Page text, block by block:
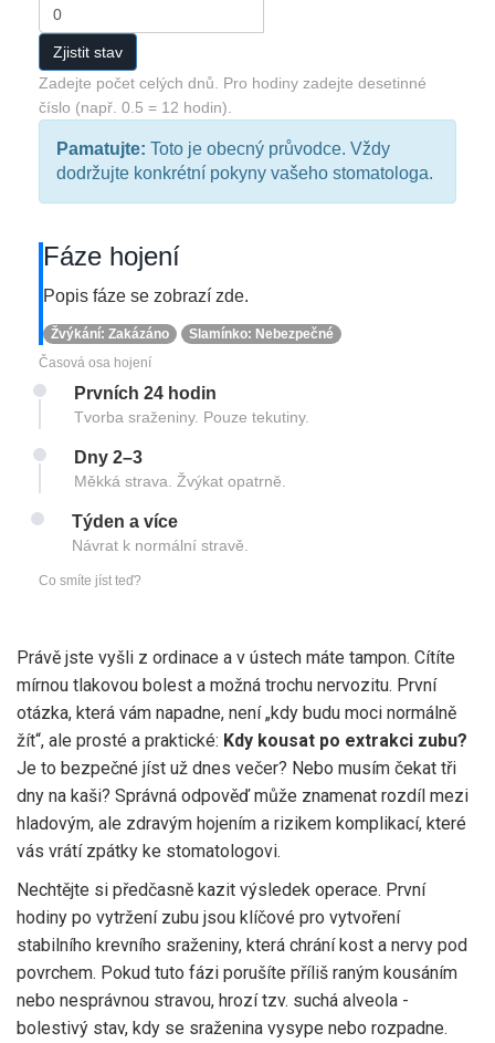
Zjistit stav
Zadejte počet celých dnů. Pro hodiny zadejte desetinné
číslo (např. 0.5 = 12 hodin).
Pamatujte: Toto je obecný průvodce. Vždy
dodržujte konkrétní pokyny vašeho stomatologa.
Fáze hojení
Popis fáze se zobrazí zde.
Žvýkání: Zakázáno
Slamínko: Nebezpečné
Časová osa hojení
Prvních 24 hodin
Tvorba sraženiny. Pouze tekutiny.
Dny 2–3
Měkká strava. Žvýkat opatrně.
Týden a více
Návrat k normální stravě.
Co smíte jíst teď?
Právě jste vyšli z ordinace a v ústech máte tampon. Cítíte
mírnou tlakovou bolest a možná trochu nervozitu. První
otázka, která vám napadne, není „kdy budu moci normálně
žít“, ale prosté a praktické: Kdy kousat po extrakci zubu?
Je to bezpečné jíst už dnes večer? Nebo musím čekat tři
dny na kaši? Správná odpověď může znamenat rozdíl mezi
hladovým, ale zdravým hojením a rizikem komplikací, které
vás vrátí zpátky ke stomatologovi.
Nechtějte si předčasně kazit výsledek operace. První
hodiny po vytržení zubu jsou klíčové pro vytvoření
stabilního krevního sraženiny, která chrání kost a nervy pod
povrchem. Pokud tuto fázi porušíte příliš raným kousáním
nebo nesprávnou stravou, hrozí tzv. suchá alveola -
bolestivý stav, kdy se sraženina vysype nebo rozpadne.